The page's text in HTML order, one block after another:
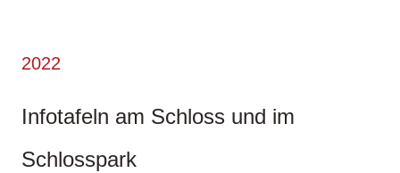
2022
Infotafeln am Schloss und im
Schlosspark